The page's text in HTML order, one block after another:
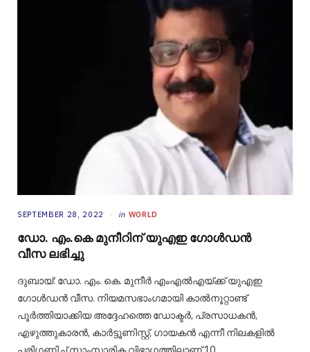
SEPTEMBER 28, 2022 in WORLD
ഡോ. എം.കെ മുനീറിന് യുഎഇ ഗോൾഡൻ
വീസ ലഭിച്ചു
ദുബായ്: ഡോ. എം. കെ. മുനീർ എംഎൽഎയ്ക്ക് യുഎഇ
ഗോൾഡൻ വീസ. നിയമസഭാംഗമായി കാൽനൂറ്റാണ്ട്
പൂർത്തിയാക്കിയ അദ്ദേഹത്തെ ഡോക്ടർ, പ്രസാധകൻ,
എഴുത്തുകാരൻ, കാർട്ടൂണിസ്റ്റ്, ഗായകൻ എന്നീ നിലകളിൽ